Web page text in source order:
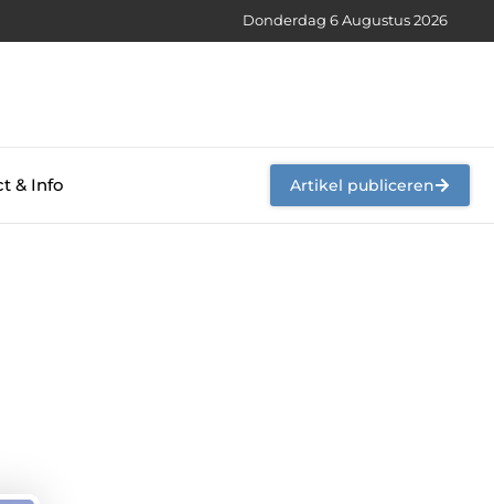
Donderdag 6 Augustus 2026
& Info Artikel publiceren